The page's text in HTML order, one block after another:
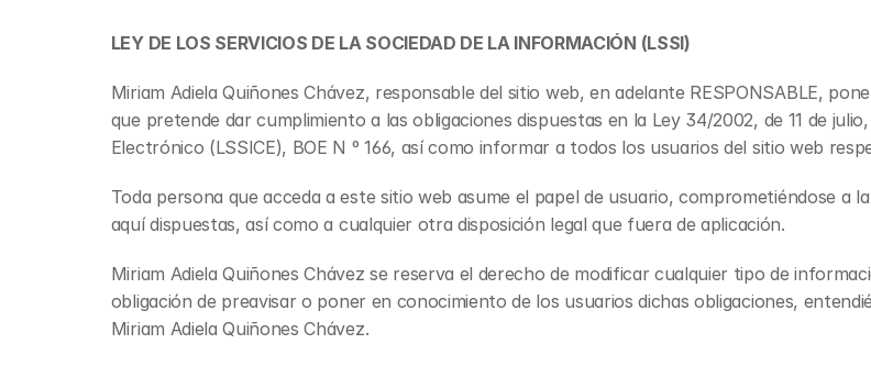
LEY DE LOS SERVICIOS DE LA SOCIEDAD DE LA INFORMACIÓN (LSSI)
Miriam Adiela Quiñones Chávez, responsable del sitio web, en adelante RESPONSABLE,
que pretende dar cumplimiento a las obligaciones dispuestas en la Ley 34/2002, de 11 de
Electrónico (LSSICE), BOE N º 166, así como informar a todos los usuarios del sitio web
Toda persona que acceda a este sitio web asume el papel de usuario, comprometiéndose a
aquí dispuestas, así como a cualquier otra disposición legal que fuera de aplicación.
Miriam Adiela Quiñones Chávez se reserva el derecho de modificar cualquier tipo de
obligación de preavisar o poner en conocimiento de los usuarios dichas obligaciones,
Miriam Adiela Quiñones Chávez.